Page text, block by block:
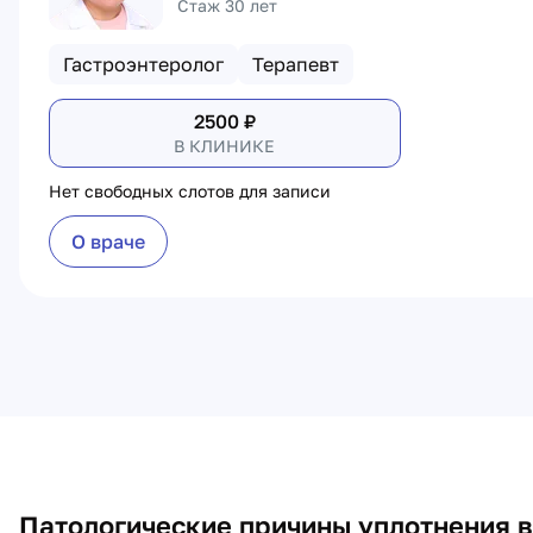
Стаж 30 лет
Гастроэнтеролог Терапевт
2500₽
В КЛИНИКЕ
Нет свободных слотов для записи
О враче
Патологические причины уплотнения